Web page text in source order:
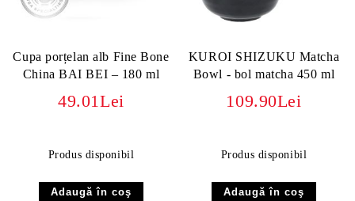
Cupa porțelan alb Fine Bone
China BAI BEI – 180 ml
49.01Lei
Produs disponibil
KUROI SHIZUKU Matcha
Bowl - bol matcha 450 ml
109.90Lei
Produs disponibil